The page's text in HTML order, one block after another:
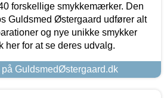
forskellige smykkemærker. Den
Guldsmed Østergaard udfører alt
og nye unikke smykker
her for at se deres udvalg.
GuldsmedØstergaard.dk